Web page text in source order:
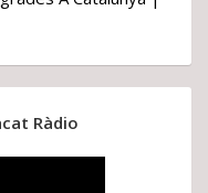
Ràdio